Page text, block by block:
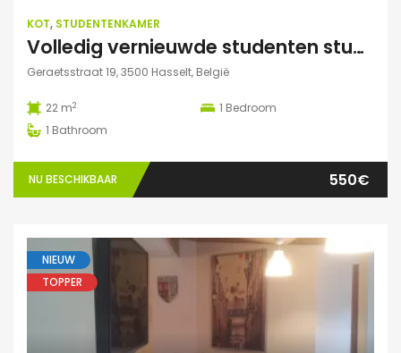
KOT, STUDENTENKAMER
Volledig vernieuwde studenten studio te huur
Geraetsstraat 19, 3500 Hasselt, België
22 m2 1 Bedroom
1 Bathroom
NU BESCHIKBAAR 550€
NIEUW
TOPPER